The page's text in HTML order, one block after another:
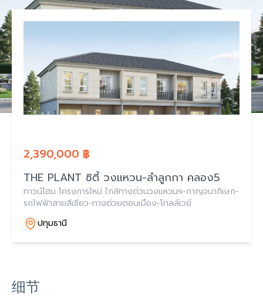
2,390,000 ฿
THE PLANT ซิตี้ วงแหวน-ลำลูกกา คลอง5
ทาวน์โฮม โครงการใหม่ ใกล้ทางด่วนวงแหวนฯ-กาญจนาภิเษก-
รถไฟฟ้าสายสีเชียว-ทางด่วยดอนเมือง-โทลล์เวย์
ปทุมธานี
细节